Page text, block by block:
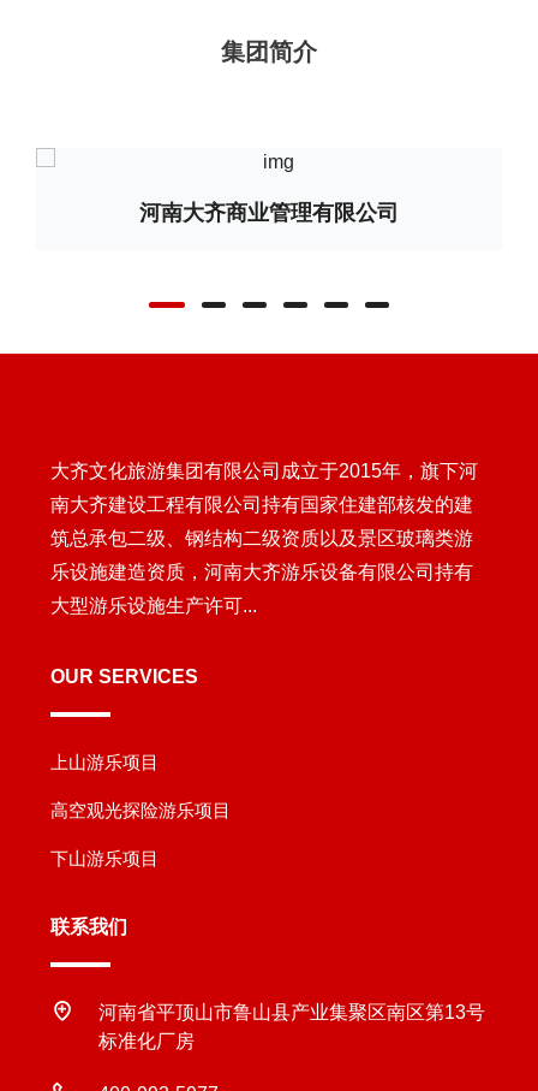
集团简介
河南大齐商业管理有限公司
大齐文化旅游集团有限公司成立于2015年，旗下河
南大齐建设工程有限公司持有国家住建部核发的建
筑总承包二级、钢结构二级资质以及景区玻璃类游
乐设施建造资质，河南大齐游乐设备有限公司持有
大型游乐设施生产许可...
OUR SERVICES
上山游乐项目
高空观光探险游乐项目
下山游乐项目
联系我们
河南省平顶山市鲁山县产业集聚区南区第13号
标准化厂房